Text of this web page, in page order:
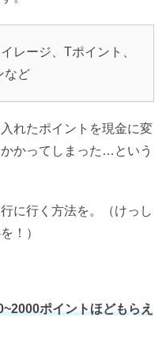
レージ、Tポイント、
など
れたポイントを現金に変
かってしまった…という
に行く方法を。（けっし
！）
ポイントほどもらえ